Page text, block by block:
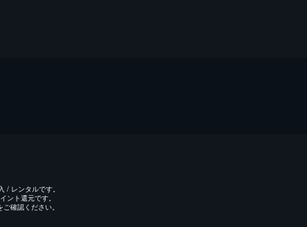
/ レンタルです。
ント還元です。
ご確認ください。